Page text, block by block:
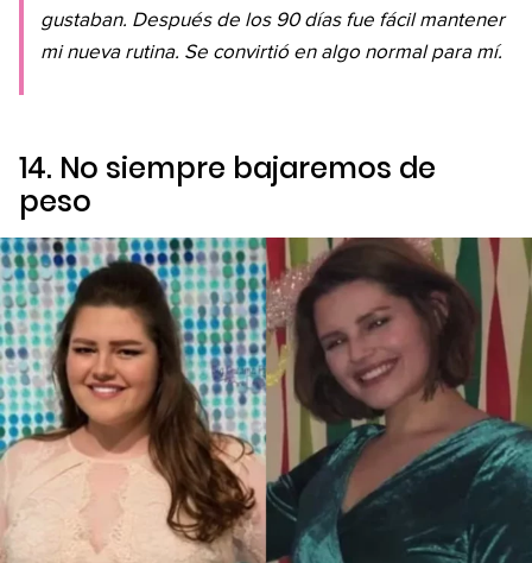
gustaban. Después de los 90 días fue fácil mantener
mi nueva rutina. Se convirtió en algo normal para mí.
14. No siempre bajaremos de
peso